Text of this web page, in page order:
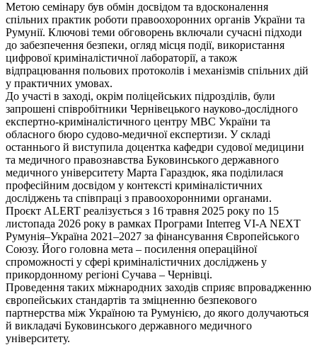
Метою семінару був обмін досвідом та вдосконалення
спільних практик роботи правоохоронних органів України та
Румунії. Ключові теми обговорень включали сучасні підходи
до забезпечення безпеки, огляд місця події, використання
цифрової криміналістичної лабораторії, а також
відпрацювання польових протоколів і механізмів спільних дій
у практичних умовах.
До участі в заході, окрім поліцейських підрозділів, були
запрошені співробітники Чернівецького науково-дослідного
експертно-криміналістичного центру МВС України та
обласного бюро судово-медичної експертизи. У складі
останнього й виступила доцентка кафедри судової медицини
та медичного правознавства Буковинського державного
медичного університету Марта Гараздюк, яка поділилася
професійним досвідом у контексті криміналістичних
досліджень та співпраці з правоохоронними органами.
Проєкт ALERT реалізується з 16 травня 2025 року по 15
листопада 2026 року в рамках Програми Interreg VI-A NEXT
Румунія–Україна 2021–2027 за фінансування Європейського
Союзу. Його головна мета – посилення операційної
спроможності у сфері криміналістичних досліджень у
прикордонному регіоні Сучава – Чернівці.
Проведення таких міжнародних заходів сприяє впровадженню
європейських стандартів та зміцненню безпекового
партнерства між Україною та Румунією, до якого долучаються
й викладачі Буковинського державного медичного
університету.